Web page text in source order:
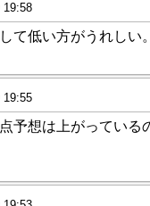
19:58
て低い方がうれしい。
19:55
予想は上がってい